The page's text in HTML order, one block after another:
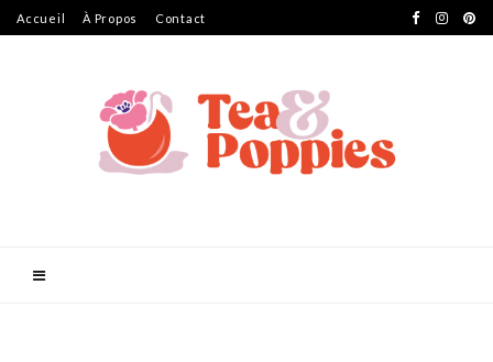
Accueil À Propos Contact